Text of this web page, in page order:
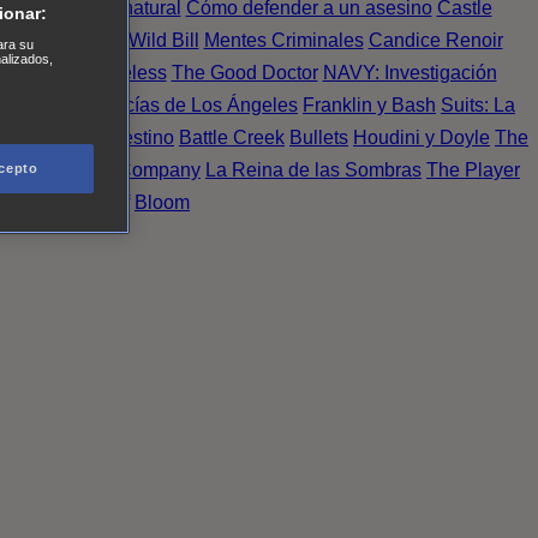
Sobrenatural Cómo defender a un asesino Castle
de Noche Wild Bill Mentes Criminales Candice Renoir
crimen Timeless The Good Doctor NAVY: Investigación
Finest. Policías de Los Ángeles Franklin y Bash Suits: La
Último Destino Battle Creek Bullets Houdini y Doyle The
X Company La Reina de las Sombras The Player
Bloom
su